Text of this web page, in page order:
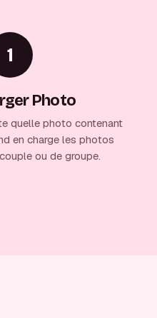
1
Photo
quelle photo contenant
en charge les photos
ou de groupe.